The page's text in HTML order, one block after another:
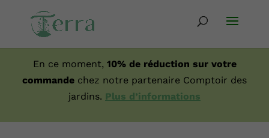
En ce moment, 10% de réduction sur votre
commande chez notre partenaire Comptoir des
jardins. Plus d’informations